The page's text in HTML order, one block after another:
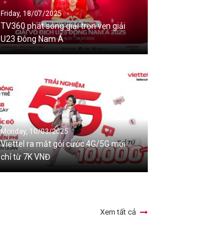
Friday, 18/07/2025
TV360 phát sóng giải trọn vẹn giải
U23 Đông Nam Á
Monday, 10/03/2025
Viettel ra mắt gói cước 4G/5G mới
chỉ từ 7K VNĐ
Xem tất cả